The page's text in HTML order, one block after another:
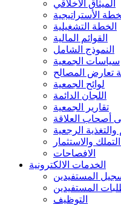
الميثاق الأخلاقي
الأستراتيجية
الخطة التشغيلية
القوائم المالية
النموذج الشامل
سياسات الجمعية
تعارض المصالح
لوائح الجمعية
اللجان الدائمة
تقارير الجمعية
أصحاب العلاقة
والتغذية الرجعية
والاستثمار
الافصاحات
الخدمات الالكترونية
المستفيدين
المستفيدين
التوظيف